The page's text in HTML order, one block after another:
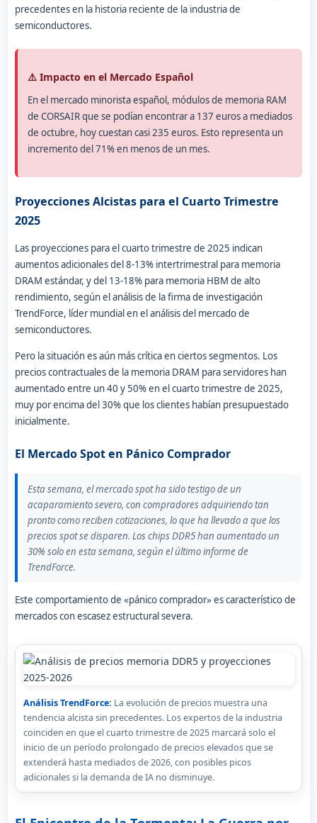
precedentes en la historia reciente de la industria de
semiconductores.
⚠️ Impacto en el Mercado Español
En el mercado minorista español, módulos de memoria RAM
de CORSAIR que se podían encontrar a 137 euros a mediados
de octubre, hoy cuestan casi 235 euros. Esto representa un
incremento del 71% en menos de un mes.
Proyecciones Alcistas para el Cuarto Trimestre
2025
Las proyecciones para el cuarto trimestre de 2025 indican
aumentos adicionales del 8-13% intertrimestral para memoria
DRAM estándar, y del 13-18% para memoria HBM de alto
rendimiento, según el análisis de la firma de investigación
TrendForce, líder mundial en el análisis del mercado de
semiconductores.
Pero la situación es aún más crítica en ciertos segmentos. Los
precios contractuales de la memoria DRAM para servidores han
aumentado entre un 40 y 50% en el cuarto trimestre de 2025,
muy por encima del 30% que los clientes habían presupuestado
inicialmente.
El Mercado Spot en Pánico Comprador
Esta semana, el mercado spot ha sido testigo de un
acaparamiento severo, con compradores adquiriendo tan
pronto como reciben cotizaciones, lo que ha llevado a que los
precios spot se disparen. Los chips DDR5 han aumentado un
30% solo en esta semana, según el último informe de
TrendForce.
Este comportamiento de «pánico comprador» es característico de
mercados con escasez estructural severa.
Análisis TrendForce: La evolución de precios muestra una
tendencia alcista sin precedentes. Los expertos de la industria
coinciden en que el cuarto trimestre de 2025 marcará solo el
inicio de un período prolongado de precios elevados que se
extenderá hasta mediados de 2026, con posibles picos
adicionales si la demanda de IA no disminuye.